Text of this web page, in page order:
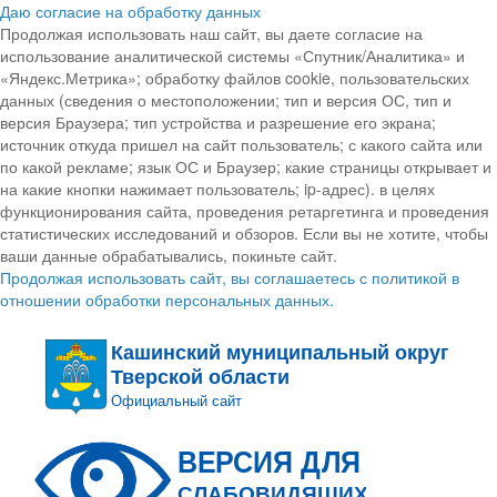
Даю согласие на обработку данных
Продолжая использовать наш сайт, вы даете согласие на
использование аналитической системы «Спутник/Аналитика» и
«Яндекс.Метрика»; обработку файлов cookie, пользовательских
данных (сведения о местоположении; тип и версия ОС, тип и
версия Браузера; тип устройства и разрешение его экрана;
источник откуда пришел на сайт пользователь; с какого сайта или
по какой рекламе; язык ОС и Браузер; какие страницы открывает и
на какие кнопки нажимает пользователь; ip-адрес). в целях
функционирования сайта, проведения ретаргетинга и проведения
статистических исследований и обзоров. Если вы не хотите, чтобы
ваши данные обрабатывались, покиньте сайт.
Продолжая использовать сайт, вы соглашаетесь с политикой в
отношении обработки персональных данных.